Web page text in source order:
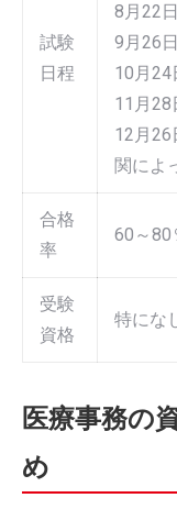
試験
日程
8月22
9月26
10月24
11月28
12月
関によ
合格
率
60～80
受験
資格
特にな
医療事務の
め